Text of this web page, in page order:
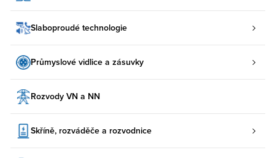
Slaboproudé technologie
Průmyslové vidlice a zásuvky
Rozvody VN a NN
Skříně, rozváděče a rozvodnice